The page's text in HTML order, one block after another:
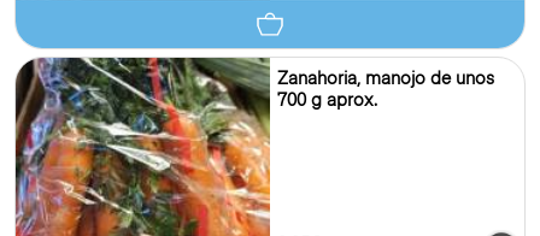
Zanahoria, manojo de unos
700 g aprox.